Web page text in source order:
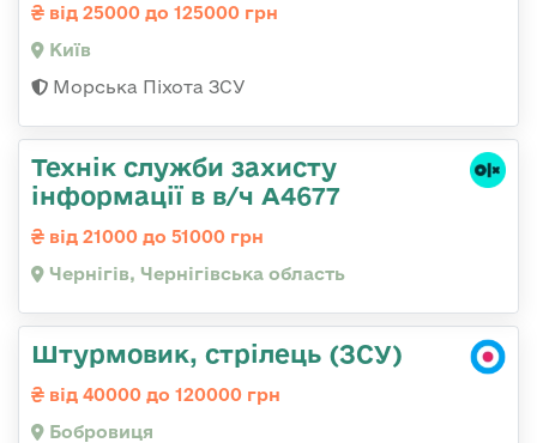
від 25000 до 125000 грн
Київ
Морська Піхота ЗСУ
Технік служби захисту
інформації в в/ч А4677
від 21000 до 51000 грн
Чернігів, Чернігівська область
Штурмовик, стрілець (ЗСУ)
від 40000 до 120000 грн
Бобровиця